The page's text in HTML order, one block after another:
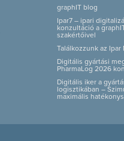
graphIT blog
Ipar7 – ipari
konzultáció a
szakértőivel
Találkozzunk az Ipar
Digitális gyártási
PharmaLog 2026
Digitális iker a
logisztikában –
maximális